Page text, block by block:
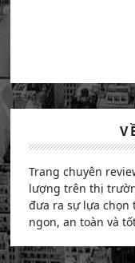
Trang chuyên
lượng trên thị
đưa ra sự lựa chọn
ngon, an toàn và